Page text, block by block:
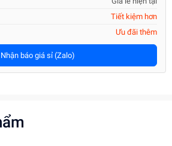
Tiết kiệm hơn
Ưu đãi thêm
Nhận báo giá sỉ (Zalo)